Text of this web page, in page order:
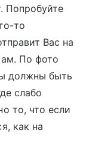
Попробуйте
то
Вас на
По фото
должны быть
слабо
то, что если
как на